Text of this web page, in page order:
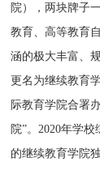
院），两块牌子
教育、高等教育
涵的极大丰富、
更名为继续教育
际教育学院合署
院”。2020年学
的继续教育学院